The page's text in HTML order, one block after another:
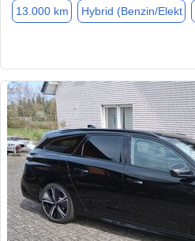
13.000 km Hybrid (Benzin/Elekt